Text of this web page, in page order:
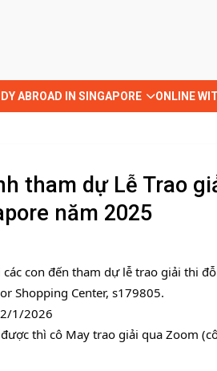
ABROAD IN SINGAPORE ONLINE
tham dự Lễ Trao
năm 2025
con đến tham dự lễ trao giải thi
Shopping Center, s179805.
1/2026
thì cô May trao giải qua Zoom